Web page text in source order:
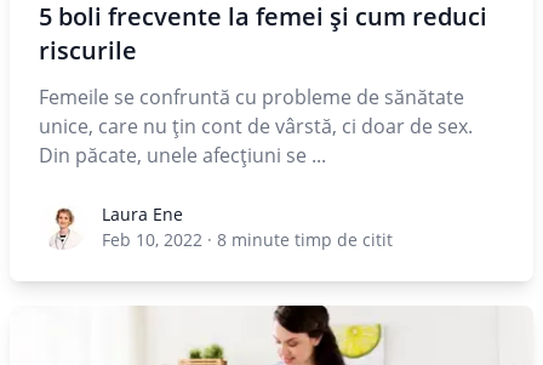
5 boli frecvente la femei și cum reduci
riscurile
Femeile se confruntă cu probleme de sănătate
unice, care nu țin cont de vârstă, ci doar de sex.
Din păcate, unele afecțiuni se ...
Laura EneLaura Ene
Feb 10, 2022 · 8 minute timp de citit